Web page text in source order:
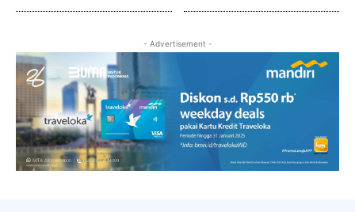
- Advertisement -